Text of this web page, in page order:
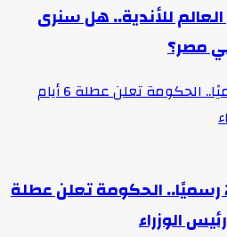
للأندية.. هل سنرى
مصر؟
إجازة عيد الأضحى 2026 رسميًا.. الحكومة تعلن عطلة 6 أيام
إجازة عيد الأضحى 2026 رسميًا.. الحكومة تعلن عطلة